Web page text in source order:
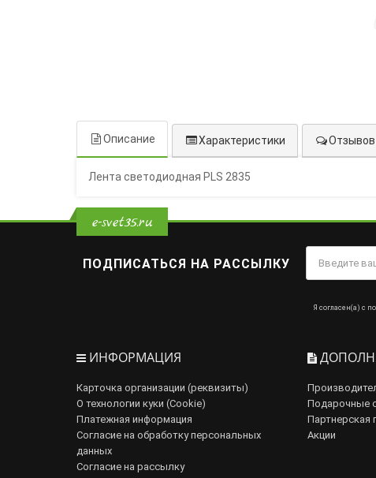
Описание Характеристики Отзывов
Лента светодиодная PLS 2835
e-svet35.ru
ПОДПИСАТЬСЯ НА РАССЫЛКУ
Я согласен(а) с
ИНФОРМАЦИЯ
Карточка организации (реквизиты)
О технологии куки (Cookie)
Платежная информация
Согласие на обработку персональных
данных
Согласие на рассылку
Подарочные
Партнерская
Акции